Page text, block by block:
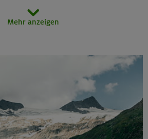
für Anfänger im Altmühltal
Mehr anzeigen